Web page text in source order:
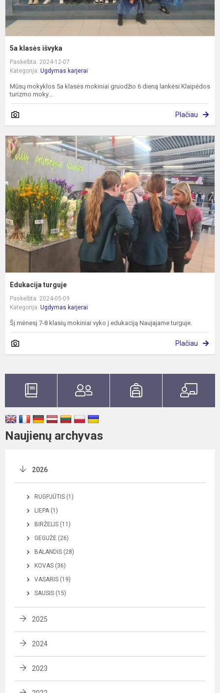
5a klasės išvyka
Paskelbta: 2024-12-07
Kategorija: Ugdymas karjerai
Mūsų mokyklos 5a klasės mokiniai gruodžio 6 dieną lankėsi Klaipėdos
turizmo moky...
Plačiau
Edukacija turguje
Paskelbta: 2024-05-09
Kategorija: Ugdymas karjerai
Šį mėnesį 7-8 klasių mokiniai vyko į edukaciją Naujajame turguje.
Plačiau
Naujienų archyvas
2026
RUGPJŪTIS (1)
LIEPA (1)
BIRŽELIS (11)
GEGUŽĖ (26)
BALANDIS (28)
KOVAS (36)
VASARIS (19)
SAUSIS (15)
2025
2024
2023